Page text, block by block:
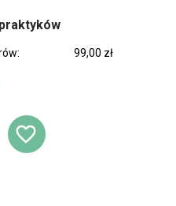
99,00 zł
DO
DODAJ DO